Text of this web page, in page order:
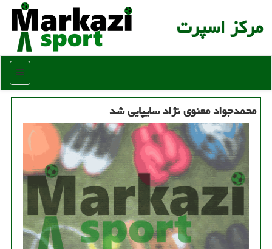
مركز اسپرت
منو
محمدجواد معنوی نژاد سایپایی شد